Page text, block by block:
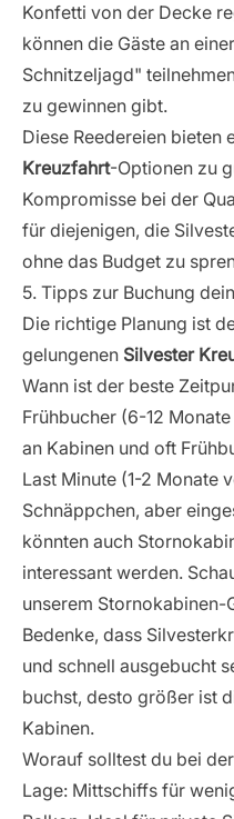
Konfetti von der Decke
können die Gäste an
Schnitzeljagd"
zu gewinnen gibt.
Diese Reedereien bieten
Kreuzfahrt-Optionen zu
Kompromisse bei der
für diejenigen, die
ohne das Budget zu
5. Tipps zur Buchung
Die richtige Planung ist
gelungenen Silvester
Wann ist der beste
Frühbucher (6-12
an Kabinen und oft
Last Minute (1-2 Monate
Schnäppchen, aber
könnten auch
interessant werden.
unserem Stornokabinen-
Bedenke, dass
und schnell ausgebucht
buchst, desto größer ist
Kabinen.
Worauf solltest du bei
Lage: Mittschiffs für